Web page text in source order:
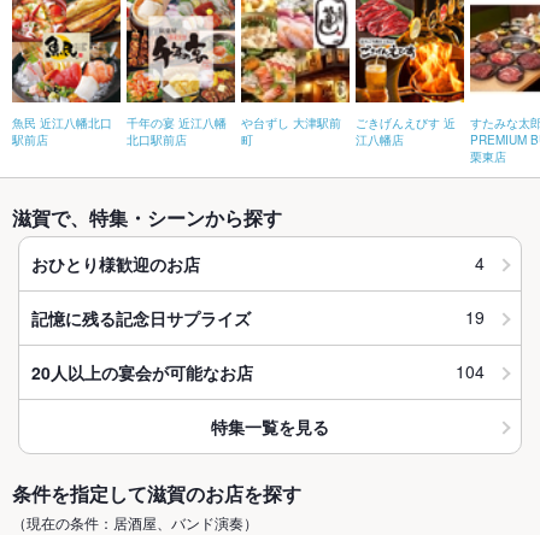
魚民 近江八幡北口
駅前店
千年の宴 近江八幡
北口駅前店
や台ずし 大津駅前
町
ごきげんえびす 近
江八幡店
すたみな太
PREMIUM
栗東店
滋賀で、特集・シーンから探す
おひとり様歓迎のお店 4
記憶に残る記念日サプライズ 19
20人以上の宴会が可能なお店 104
特集一覧を見る
条件を指定して滋賀のお店を探す
（現在の条件：居酒屋、バンド演奏）